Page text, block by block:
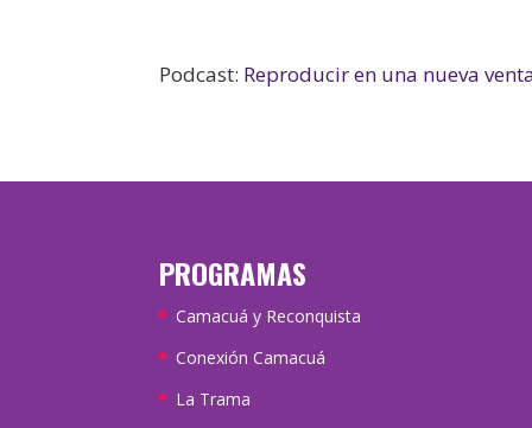
Podcast: Reproducir en una nueva
PROGRAMAS
Camacuá y Reconquista
Conexión Camacuá
La Trama